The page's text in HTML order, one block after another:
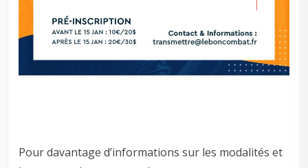
Pour davantage d’informations sur les modalités et